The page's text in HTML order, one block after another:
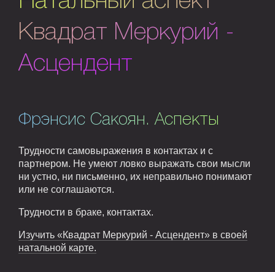
Квадрат Меркурий -
Асцендент
Фрэнсис Сакоян. Аспекты
Трудности самовыражения в контактах и с
партнером. Не умеют ловко выражать свои мысли
ни устно, ни письменно, их неправильно понимают
или не соглашаются.
Трудности в браке, контактах.
Изучить «Квадрат Меркурий - Асцендент» в своей
натальной карте.